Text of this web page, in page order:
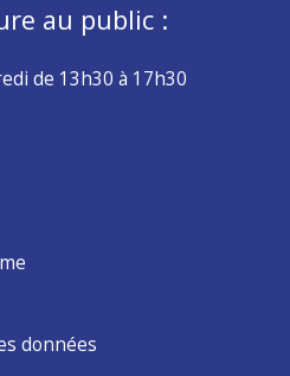
au public :
de 13h30 à 17h30
données